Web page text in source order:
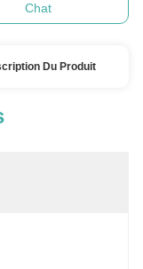
Chat
Du Produit